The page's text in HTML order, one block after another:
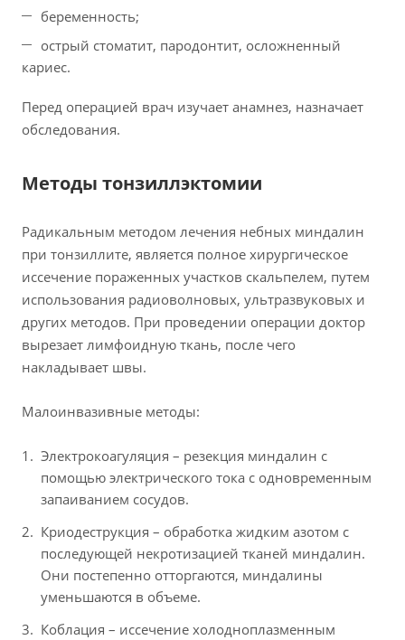
беременность;
острый стоматит, пародонтит, осложненный
кариес.
Перед операцией врач изучает анамнез, назначает
обследования.
Методы тонзиллэктомии
Радикальным методом лечения небных миндалин
при тонзиллите, является полное хирургическое
иссечение пораженных участков скальпелем, путем
использования радиоволновых, ультразвуковых и
других методов. При проведении операции доктор
вырезает лимфоидную ткань, после чего
накладывает швы.
Малоинвазивные методы:
Электрокоагуляция – резекция миндалин с
помощью электрического тока с одновременным
запаиванием сосудов.
Криодеструкция – обработка жидким азотом с
последующей некротизацией тканей миндалин.
Они постепенно отторгаются, миндалины
уменьшаются в объеме.
Коблация – иссечение холодноплазменным